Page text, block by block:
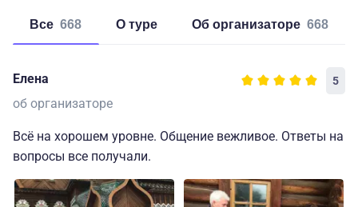
Все 668 о туре об организаторе 668
Елена 5
об организаторе
Всё на хорошем уровне. Общение вежливое. Ответы на
вопросы все получали.